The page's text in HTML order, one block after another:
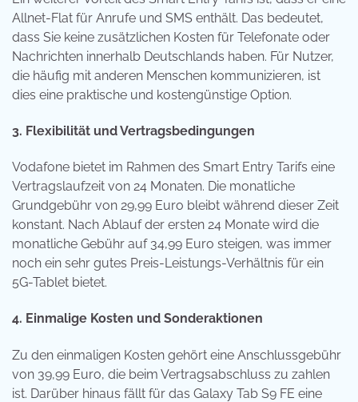
Allnet-Flat für Anrufe und SMS enthält. Das bedeutet,
dass Sie keine zusätzlichen Kosten für Telefonate oder
Nachrichten innerhalb Deutschlands haben. Für Nutzer,
die häufig mit anderen Menschen kommunizieren, ist
dies eine praktische und kostengünstige Option.
3. Flexibilität und Vertragsbedingungen
Vodafone bietet im Rahmen des Smart Entry Tarifs eine
Vertragslaufzeit von 24 Monaten. Die monatliche
Grundgebühr von 29,99 Euro bleibt während dieser Zeit
konstant. Nach Ablauf der ersten 24 Monate wird die
monatliche Gebühr auf 34,99 Euro steigen, was immer
noch ein sehr gutes Preis-Leistungs-Verhältnis für ein
5G-Tablet bietet.
4. Einmalige Kosten und Sonderaktionen
Zu den einmaligen Kosten gehört eine Anschlussgebühr
von 39,99 Euro, die beim Vertragsabschluss zu zahlen
ist. Darüber hinaus fällt für das Galaxy Tab S9 FE eine